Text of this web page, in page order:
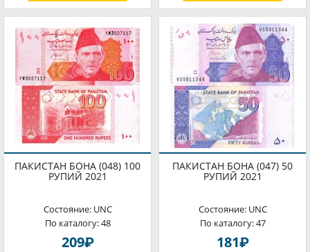
ПАКИСТАН БОНА (048) 100
РУПИЙ 2021
Состояние: UNC
По каталогу: 48
209P
ПАКИСТАН БОНА (047) 50
РУПИЙ 2021
Состояние: UNC
По каталогу: 47
181P